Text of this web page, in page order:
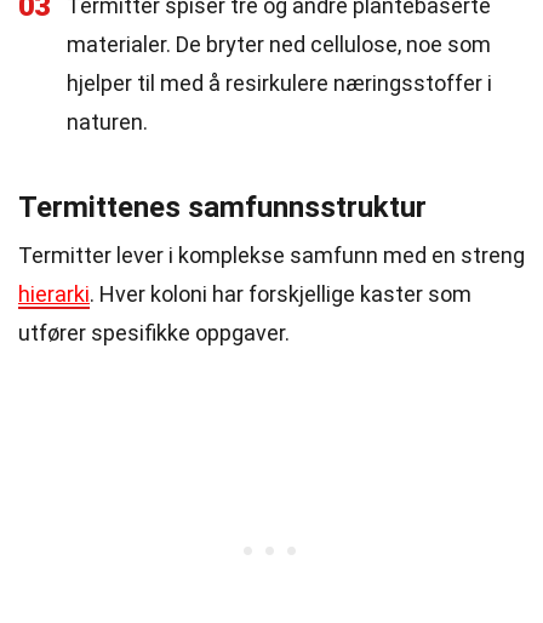
Termitter spiser tre og andre plantebaserte
materialer. De bryter ned cellulose, noe som
hjelper til med å resirkulere næringsstoffer i
naturen.
Termittenes samfunnsstruktur
Termitter lever i komplekse samfunn med en streng
hierarki. Hver koloni har forskjellige kaster som
utfører spesifikke oppgaver.